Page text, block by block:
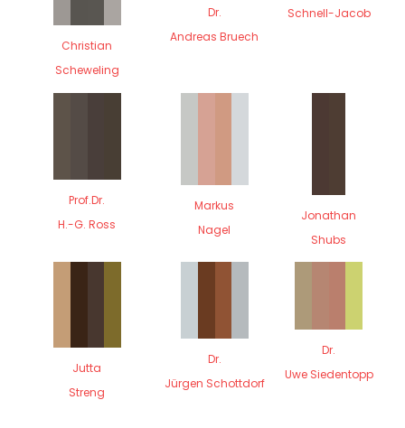
Christian
Scheweling
Dr.
Andreas Bruech
Schnell-Jacob
Prof.Dr.
H.-G. Ross
Markus
Nagel
Jonathan
Shubs
Jutta
Streng
Dr.
Jürgen Schottdorf
Dr.
Uwe Siedentopp